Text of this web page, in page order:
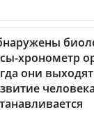
хронометр
они
человека